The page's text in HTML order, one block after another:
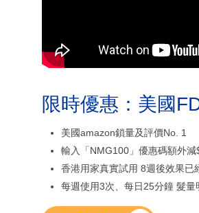
限時優惠：美國
美國amazon鎖量及評價No. 1
輸入「NMG100」優惠碼額外減
香港用家真實試用 8週後效果已
每週使用3次、每日25分鐘 髮量